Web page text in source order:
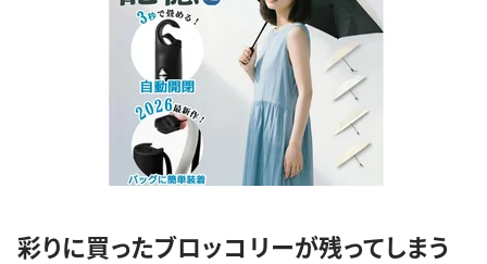
彩りに買ったブロッコリーが残ってしまう